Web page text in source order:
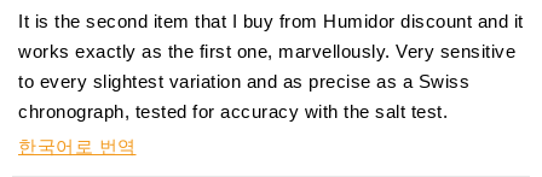
It is the second item that I buy from Humidor discount and it
works exactly as the first one, marvellously. Very sensitive
to every slightest variation and as precise as a Swiss
chronograph, tested for accuracy with the salt test.
한국어로 번역